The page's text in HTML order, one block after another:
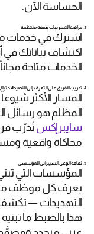
الحساسة الآن.
مراقبة التسريبات بصفة منتظمة
اشترك في خدمات
اكتشاف بياناتك
الخدمات متاحة
تدريب الفريق على التعرف إلى التصيد
المسار الأكثر
المظلم هو رسائل
سايبرإكس تُدرّب
محاكاة واقعية
ثقافة الوعي السيبراني المؤسسي
المؤسسات التي
يعرف كل موظف ما
التهديدات —
هذا بالضبط ما تبنيه